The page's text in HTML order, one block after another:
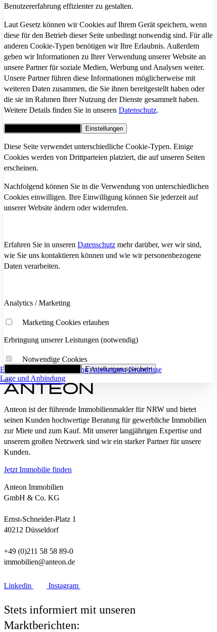
Eckdaten FlächenaufstellungAusstattungGrundrisse
Lage und Anbindung
Benutzererfahrung effizienter zu gestalten.
Laut Gesetz können wir Cookies auf Ihrem Gerät speichern, wenn
diese für den Betrieb dieser Seite unbedingt notwendig sind. Für alle
anderen Cookie-Typen benötigen wir Ihre Erlaubnis. Außerdem
geben wir Informationen zu Ihrer Verwendung unserer Website an
unsere Partner für soziale Medien, Werbung und Analysen weiter.
Unsere Partner führen diese Informationen möglicherweise mit
weiteren Daten zusammen, die Sie ihnen bereitgestellt haben oder
die sie im Rahmen Ihrer Nutzung der Dienste gesammelt haben.
Weitere Details finden Sie in unseren Datenschutz.
Einstellungen
Diese Seite verwendet unterschiedliche Cookie-Typen. Einige
Cookies werden von Drittparteien platziert, die auf unseren Seiten
erscheinen.
Nachfolgend können Sie in die Verwendung von unterschiedlichen
Cookies einwilligen. Ihre Einwilligung können Sie jederzeit auf
unserer Website ändern oder widerrufen.
Erfahren Sie in unseren Datenschutz mehr darüber, wer wir sind,
wie Sie uns kontaktieren können und wie wir personenbezogene
Daten verarbeiten.
Analytics / Marketing
Marketing Cookies erlauben
Erbringung unserer Leistungen (notwendig)
Notwendige Cookies
Einstellungen speichern
Anteon ist der führende Immobilienmakler für NRW und bietet
seinen Kunden hochwertige Beratung für gewerbliche Immobilien
zur Miete und zum Kauf. Mit unserer langjährigen Expertise und
unserem großen Netzwerk sind wir ein starker Partner für unsere
Kunden.
Jetzt Immobilie finden
Anteon Immobilien
GmbH & Co. KG
Ernst-Schneider-Platz 1
40212 Düsseldorf
+49 (0)211 58 58 89-0
immobilien@anteon.de
Linkedin Instagram
Stets informiert mit unseren
Marktberichten: